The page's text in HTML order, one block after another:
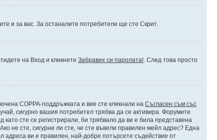
и за вас. За останалите потребители ще сте Скрит.
на Вход и кликнете Забравих си паролата! . След това просто
COPPA-поддръжката и вие сте кликнали на Съгласен съм със
сигурно вашия потребител трябва да се активира. Форумите
сте се регистрирали, би трябвало да ви е била представена
не сте, сигурни ли сте, че сте въвели правилен мейл адрес? Една
адреса ви е правилен, най-добре потърсете съдействие от